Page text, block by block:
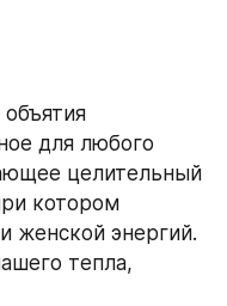
для любого
целительный
котором
женской энергий.
тепла,